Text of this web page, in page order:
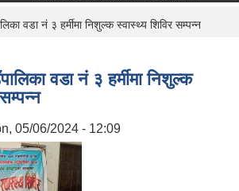
वडा नं ३ हर्मीमा निशुल्क स्वास्थ्य शिविर सम्पन्न
वडा नं ३ हर्मीमा निशुल्क
05/06/2024 - 12:09